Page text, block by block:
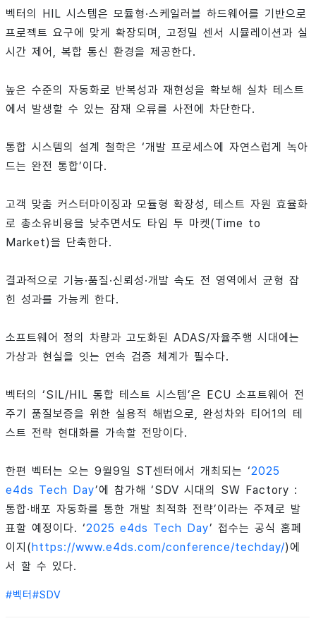
벡터의 HIL 시스템은 모듈형·스케일러블 하드웨어를 기반으로
프로젝트 요구에 맞게 확장되며, 고정밀 센서 시뮬레이션과 실
시간 제어, 복합 통신 환경을 제공한다.
높은 수준의 자동화로 반복성과 재현성을 확보해 실차 테스트
에서 발생할 수 있는 잠재 오류를 사전에 차단한다.
통합 시스템의 설계 철학은 ‘개발 프로세스에 자연스럽게 녹아
드는 완전 통합’이다.
고객 맞춤 커스터마이징과 모듈형 확장성, 테스트 자원 효율화
로 총소유비용을 낮추면서도 타임 투 마켓(Time to
Market)을 단축한다.
결과적으로 기능·품질·신뢰성·개발 속도 전 영역에서 균형 잡
힌 성과를 가능케 한다.
소프트웨어 정의 차량과 고도화된 ADAS/자율주행 시대에는
가상과 현실을 잇는 연속 검증 체계가 필수다.
벡터의 ‘SIL/HIL 통합 테스트 시스템’은 ECU 소프트웨어 전
주기 품질보증을 위한 실용적 해법으로, 완성차와 티어1의 테
스트 전략 현대화를 가속할 전망이다.
한편 벡터는 오는 9월9일 ST센터에서 개최되는 ‘2025
e4ds Tech Day’에 참가해 ‘SDV 시대의 SW Factory :
통합·배포 자동화를 통한 개발 최적화 전략’이라는 주제로 발
표할 예정이다. ‘2025 e4ds Tech Day’ 접수는 공식 홈페
이지(https://www.e4ds.com/conference/techday/)에
서 할 수 있다.
#벡터 #SDV